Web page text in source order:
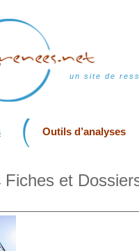
un site de
Outils d’analyses
Fiches et